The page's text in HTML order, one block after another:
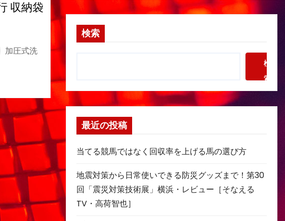
収納袋
加圧式洗
検索
検
索
最近の投稿
当てる競馬ではなく回収率を上げる馬の選び方
地震対策から日常使いできる防災グッズまで！第30
回「震災対策技術展」横浜・レビュー［そなえる
TV・高荷智也］